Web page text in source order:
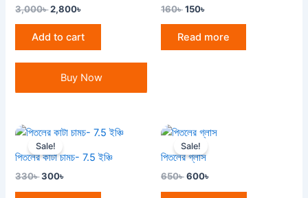
3,000৳2,800৳
Add to cart
Buy Now
160৳150৳
Read more
Sale!
পিতলের কাটা চামচ- 7.5 ইঞ্চি
330৳
Original
price
was:
330৳ .
300৳
Current
is:
300৳ .
Sale!
পিতলের গ্লাস
650৳
Original
price
was:
650৳ .
600৳
Current